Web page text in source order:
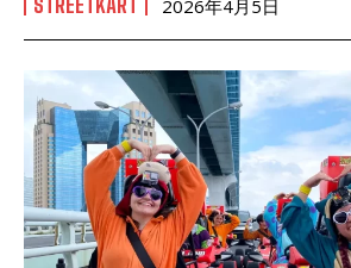
STREETKART 2026年4月5日